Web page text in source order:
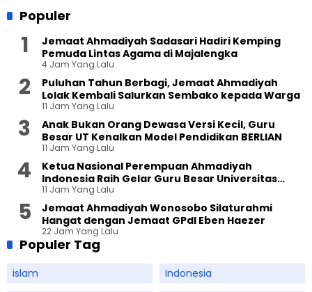
Populer
Jemaat Ahmadiyah Sadasari Hadiri Kemping
Pemuda Lintas Agama di Majalengka
4 Jam Yang Lalu
Puluhan Tahun Berbagi, Jemaat Ahmadiyah
Lolak Kembali Salurkan Sembako kepada Warga
11 Jam Yang Lalu
Anak Bukan Orang Dewasa Versi Kecil, Guru
Besar UT Kenalkan Model Pendidikan BERLIAN
11 Jam Yang Lalu
Ketua Nasional Perempuan Ahmadiyah
Indonesia Raih Gelar Guru Besar Universitas
Terbuka
11 Jam Yang Lalu
Jemaat Ahmadiyah Wonosobo Silaturahmi
Hangat dengan Jemaat GPdI Eben Haezer
22 Jam Yang Lalu
Populer Tag
islam
Indonesia